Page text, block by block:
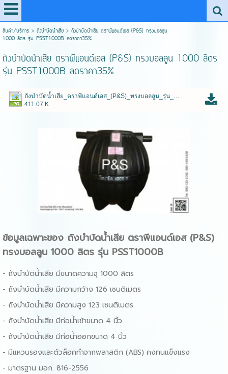
สินค้า/บริการ> ถังบําบัดน้ําเสีย> ถังบำบัดน้ําเสีย ตราพีแอนด์เอส (P&S) ทรงบอลลูน
1000 ลิตร รุ่น PSST1000B ลดราคา35%
ถังบำบัดน้ําเสีย ตราพีแอนด์เอส (P&S) ทรงบอลลูน 1000 ลิตร
รุ่น PSST1000B ลดราคา35%
ถังบำบัดน้ำเสีย_ตราพีแอนด์เอส_(P&S)_ทรงบอลลูน_รุ่น_PSST.jpg
411.07 K
ข้อมูลเฉพาะของ ถังบำบัดน้ําเสีย ตราพีแอนด์เอส (P&S)
ทรงบอลลูน 1000 ลิตร รุ่น PSST1000B
- ถังบำบัดน้ําเสีย มีขนาดความจุ 1000 ลิตร
- ถังบำบัดน้ําเสีย มีความกว้าง 126 เซนติเมตร
- ถังบำบัดน้ําเสีย มีความสูง 123 เซนติเมตร
- ถังบำบัดน้ําเสีย มีท่อน้ำเข้าขนาด 4 นิ้ว
- ถังบำบัดน้ําเสีย มีท่อน้ำออกขนาด 4 นิ้ว
- มีแหวนรองและตัวล็อคทำจากพลาสติก (ABS) คงทนแข็งแรง
- มาตรฐาน มอก. 816-2556